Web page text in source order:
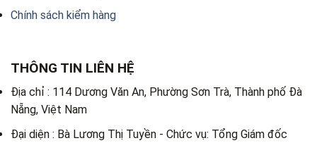
Chính sách kiểm hàng
THÔNG TIN LIÊN HỆ
Địa chỉ : 114 Dương Văn An, Phường Sơn Trà, Thành phố Đà
Nẵng, Việt Nam
Đại diện : Bà Lương Thị Tuyền - Chức vụ: Tổng Giám đốc